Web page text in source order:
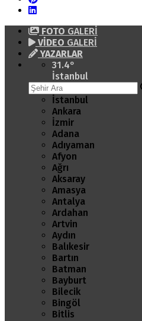
FOTO GALERİ
VİDEO GALERİ
YAZARLAR
31.4°
İstanbul
İstanbul
Ankara
İzmir
Adana
Adıyaman
Afyon
Ağrı
Aksaray
Amasya
Antalya
Ardahan
Artvin
Aydın
Balıkesir
Bartın
Batman
Bayburt
Bilecik
Bingöl
Bitlis